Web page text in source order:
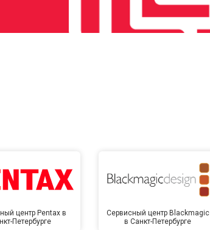
центр Pentax в
Петербурге
Сервисный центр Blackmagic
в Санкт-Петербурге